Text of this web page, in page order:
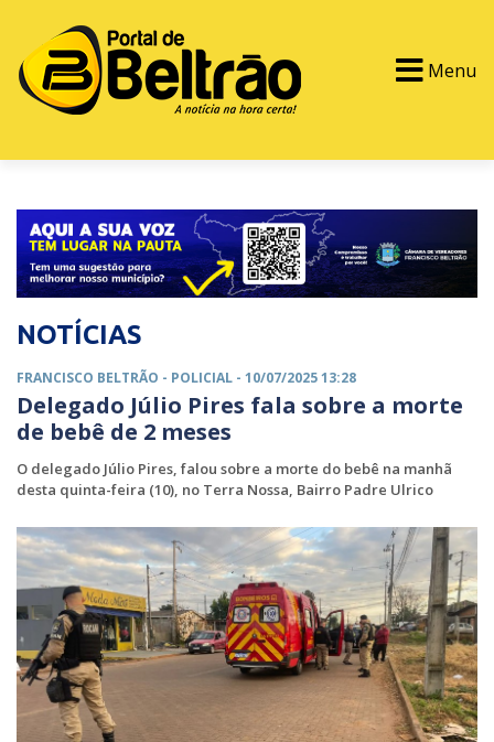
Menu
NOTÍCIAS
FRANCISCO BELTRÃO - POLICIAL - 10/07/2025 13:28
Delegado Júlio Pires fala sobre a morte
de bebê de 2 meses
O delegado Júlio Pires, falou sobre a morte do bebê na manhã
desta quinta-feira (10), no Terra Nossa, Bairro Padre Ulrico